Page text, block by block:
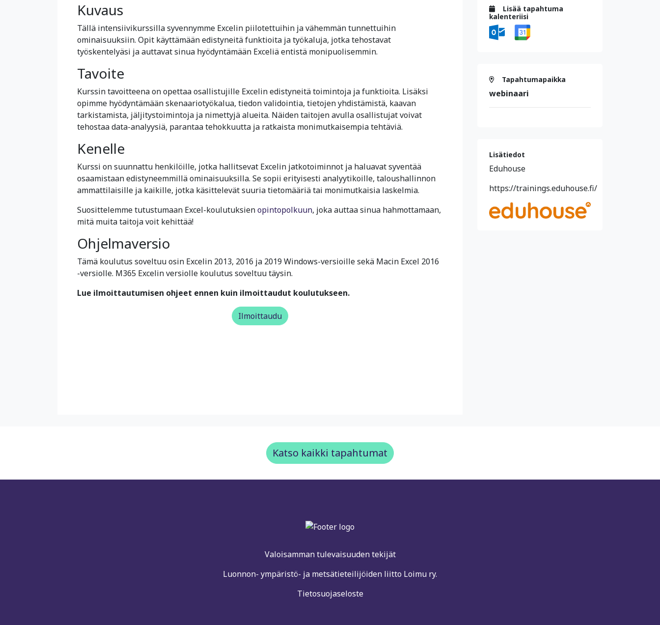
Kuvaus
Tällä intensiivikurssilla syvennymme Excelin piilotettuihin ja vähemmän tunnettuihin
ominaisuuksiin. Opit käyttämään edistyneitä funktioita ja työkaluja, jotka tehostavat
työskentelyäsi ja auttavat sinua hyödyntämään Exceliä entistä monipuolisemmin.
Tavoite
Kurssin tavoitteena on opettaa osallistujille Excelin edistyneitä toimintoja ja funktioita. Lisäksi
opimme hyödyntämään skenaariotyökalua, tiedon validointia, tietojen yhdistämistä, kaavan
tarkistamista, jäljitystoimintoja ja nimettyjä alueita. Näiden taitojen avulla osallistujat voivat
tehostaa data-analyysiä, parantaa tehokkuutta ja ratkaista monimutkaisempia tehtäviä.
Kenelle
Kurssi on suunnattu henkilöille, jotka hallitsevat Excelin jatkotoiminnot ja haluavat syventää
osaamistaan edistyneemmillä ominaisuuksilla. Se sopii erityisesti analyytikoille, taloushallinnon
ammattilaisille ja kaikille, jotka käsittelevät suuria tietomääriä tai monimutkaisia laskelmia.
Suosittelemme tutustumaan Excel-koulutuksienopintopolkuun, joka auttaa sinua hahmottamaan,
mitä muita taitoja voit kehittää!
Ohjelmaversio
Tämä koulutus soveltuu osin Excelin 2013, 2016 ja 2019 Windows-versioille sekä Macin Excel 2016
-versiolle. M365 Excelin versiolle koulutus soveltuu täysin.
Lue ilmoittautumisen ohjeet ennen kuin ilmoittaudut koulutukseen.
Ilmoittaudu
Lisää tapahtuma
kalenteriisi
Tapahtumapaikka
webinaari
Lisätiedot
Eduhouse
https://trainings.eduhouse.fi/
Katso kaikki tapahtumat
Valoisamman tulevaisuuden tekijät
Luonnon- ympäristö- ja metsätieteilijöiden liitto Loimu ry.
Tietosuojaseloste